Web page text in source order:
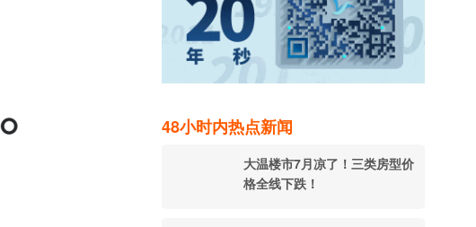
48小时内热点新闻
大温楼市7月凉了！三类房型价
格全线下跌！